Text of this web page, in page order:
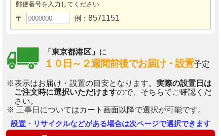
郵便番号を入力してください
〒 例： 8571151
「東京都港区」 に
１０日～２週間前後でお届け・設置予定
※表示はお届け・設置の目安となります。 実際の設置日は
ご注文時に選択いただけますので、そちらでご確認くだ
さい。
※ 工事日についてはカート画面以降で選択が可能です。
設置・リサイクルなどがある場合は次ページで選択できます